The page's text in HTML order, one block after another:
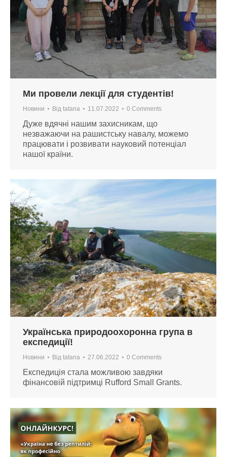
Ми провели лекції для студентів!
Новини Від tatana 11.07.2022 0 Comments
Дуже вдячні нашим захисникам, що
незважаючи на рашистську навалу, можемо
працювати і розвивати науковий потенціал
нашої країни.
Українська природоохоронна група в
експедиції!
Новини Від tatana 27.06.2022 0 Comments
Експедиція стала можливою завдяки
фінансовій підтримці Rufford Small Grants.